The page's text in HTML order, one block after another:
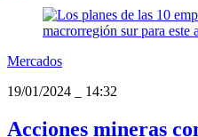
Mercados
19/01/2024
14:32
Acciones mineras